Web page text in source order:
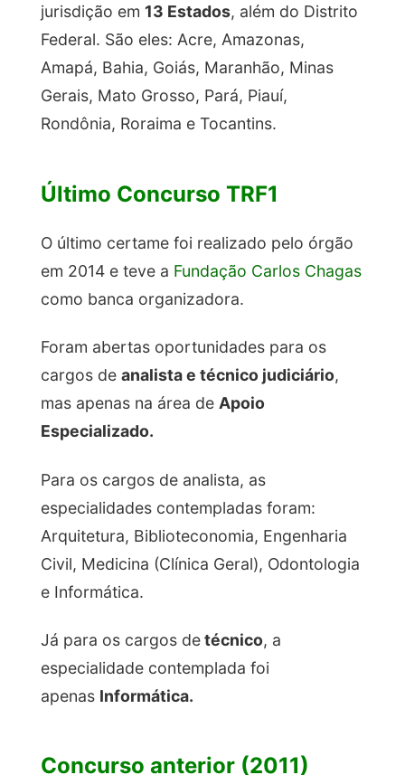
jurisdição em 13 Estados, além do Distrito
Federal. São eles: Acre, Amazonas,
Amapá, Bahia, Goiás, Maranhão, Minas
Gerais, Mato Grosso, Pará, Piauí,
Rondônia, Roraima e Tocantins.
Último Concurso TRF1
O último certame foi realizado pelo órgão
em 2014 e teve a Fundação Carlos Chagas
como banca organizadora.
Foram abertas oportunidades para os
cargos de analista e técnico judiciário,
mas apenas na área de Apoio
Especializado.
Para os cargos de analista, as
especialidades contempladas foram:
Arquitetura, Biblioteconomia, Engenharia
Civil, Medicina (Clínica Geral), Odontologia
e Informática.
Já para os cargos detécnico, a
especialidade contemplada foi
apenas Informática.
Concurso anterior (2011)